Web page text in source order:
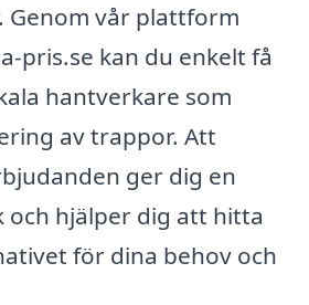
Genom vår plattform
pris.se kan du enkelt få
hantverkare som
av trappor. Att
ger dig en
och hjälper dig att hitta
för dina behov och